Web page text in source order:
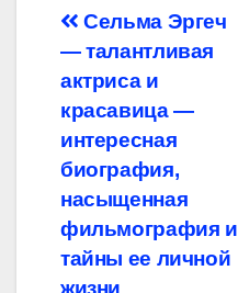
Навигация
по
записям
Сельма Эргеч
— талантливая
актриса и
красавица —
интересная
биография,
насыщенная
фильмография и
тайны ее личной
жизни